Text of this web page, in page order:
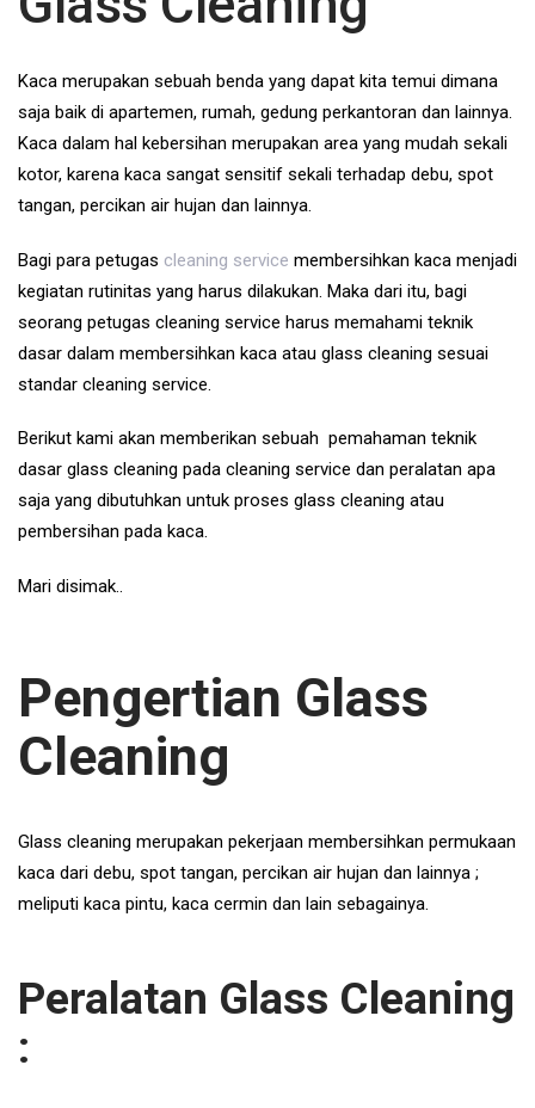
Kaca merupakan sebuah benda yang dapat kita temui dimana
saja baik di apartemen, rumah, gedung perkantoran dan lainnya.
Kaca dalam hal kebersihan merupakan area yang mudah sekali
kotor, karena kaca sangat sensitif sekali terhadap debu, spot
tangan, percikan air hujan dan lainnya.
Bagi para petugas cleaning service membersihkan kaca menjadi
kegiatan rutinitas yang harus dilakukan. Maka dari itu, bagi
seorang petugas cleaning service harus memahami teknik
dasar dalam membersihkan kaca atau glass cleaning sesuai
standar cleaning service.
Berikut kami akan memberikan sebuah pemahaman teknik
dasar glass cleaning pada cleaning service dan peralatan apa
saja yang dibutuhkan untuk proses glass cleaning atau
pembersihan pada kaca.
Mari disimak..
Pengertian Glass
Cleaning
Glass cleaning merupakan pekerjaan membersihkan permukaan
kaca dari debu, spot tangan, percikan air hujan dan lainnya ;
meliputi kaca pintu, kaca cermin dan lain sebagainya.
Peralatan Glass Cleaning
: